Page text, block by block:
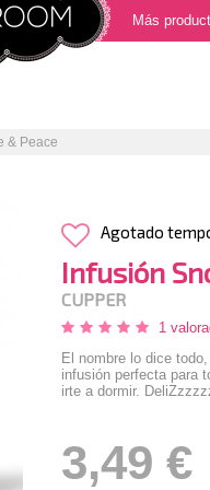
Más
& Peace
Agotado
Infusión
CUPPER
1
El nombre lo dice
infusión perfecta para
irte a dormir.
3,49 €